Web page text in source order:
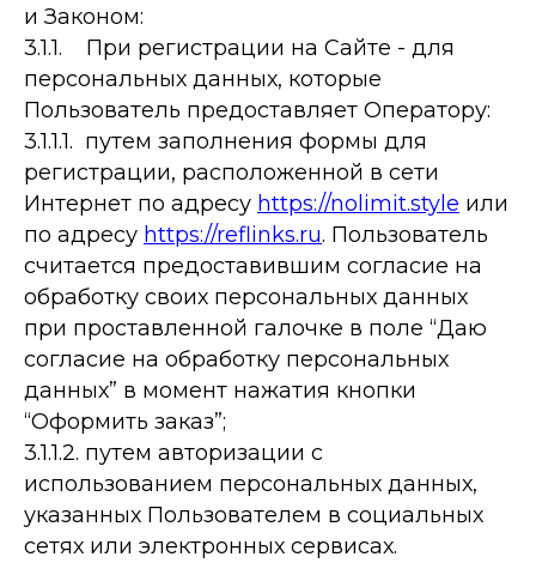
и Законом:
3.1.1. При регистрации на Сайте - для
персональных данных, которые
Пользователь предоставляет Оператору:
3.1.1.1. путем заполнения формы для
регистрации, расположенной в сети
Интернет по адресу https://nolimit.style или
по адресу https://reflinks.ru. Пользователь
считается предоставившим согласие на
обработку своих персональных данных
при проставленной галочке в поле “Даю
согласие на обработку персональных
данных” в момент нажатия кнопки
“Оформить заказ”;
3.1.1.2. путем авторизации с
использованием персональных данных,
указанных Пользователем в социальных
сетях или электронных сервисах.